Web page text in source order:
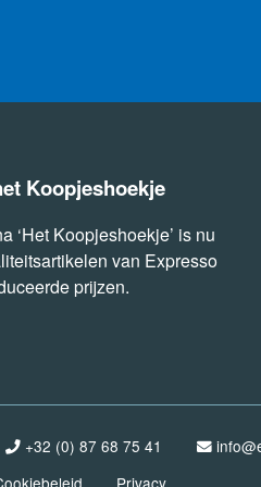
Koopjeshoekje
‘Het Koopjeshoekje’ is nu
van Expresso
prijzen.
+32 (0) 87 68 75 41
Privacy